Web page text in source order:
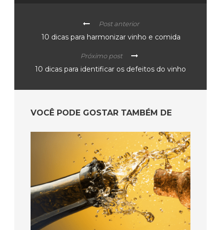
Post anterior
10 dicas para harmonizar vinho e comida
Próximo post
10 dicas para identificar os defeitos do vinho
VOCÊ PODE GOSTAR TAMBÉM DE